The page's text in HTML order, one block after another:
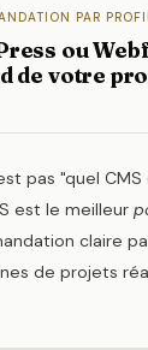
PAR
ou
de votre
pas "quel
est le meilleur
claire
de projets